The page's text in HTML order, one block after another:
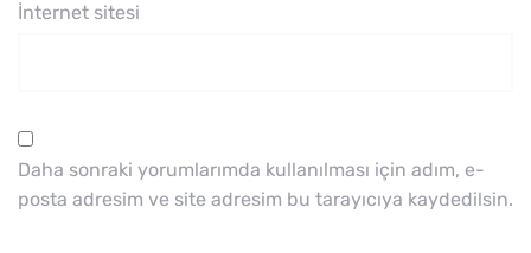
İnternet sitesi
Daha sonraki yorumlarımda kullanılması için adım, e-
posta adresim ve site adresim bu tarayıcıya kaydedilsin.